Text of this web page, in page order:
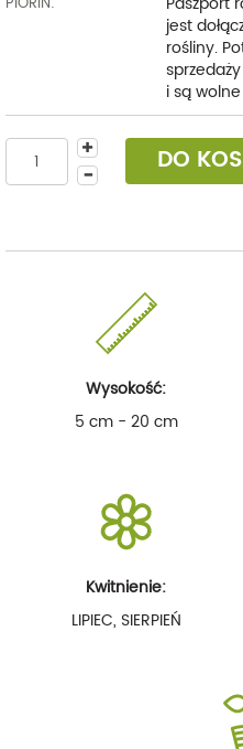
jest
rośliny.
i są
DO
Wysokość:
5 cm - 20 cm
Kwitnienie:
LIPIEC, SIERPIEŃ